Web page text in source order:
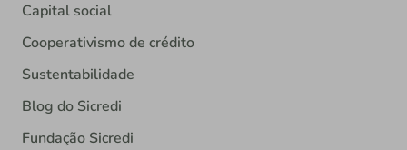
Capital social
Cooperativismo de crédito
Sustentabilidade
Blog do Sicredi
Fundação Sicredi